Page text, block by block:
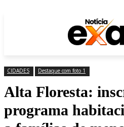
CIDADES Destaque com foto 1
Alta Floresta:
programa